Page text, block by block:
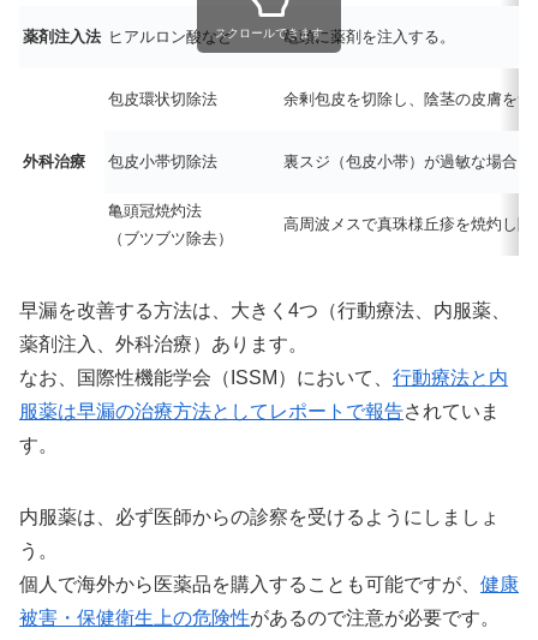
薬剤注入法 ヒアルロン酸など 亀頭に薬剤を注入する。
外科治療
包皮環状切除法 余剰包皮を切除し、陰茎の皮膚を
包皮小帯切除法 裏スジ（包皮小帯）が過敏な場合
亀頭冠焼灼法
（ブツブツ除去）
高周波メスで真珠様丘疹を焼灼し除
スクロールできます
早漏を改善する方法は、大きく4つ（行動療法、内服薬、
薬剤注入、外科治療）あります。
なお、国際性機能学会（ISSM）において、 行動療法と内
服薬は早漏の治療方法としてレポートで報告されていま
す。
内服薬は、必ず医師からの診察を受けるようにしましょ
う。
個人で海外から医薬品を購入することも可能ですが、 健康
被害・保健衛生上の危険性があるので注意が必要です。